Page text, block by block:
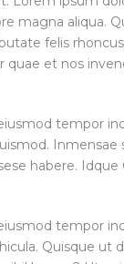
magna aliqua.
felis
et nos
tempor
Inmensae
habere. Idque
tempor
Quisque ut